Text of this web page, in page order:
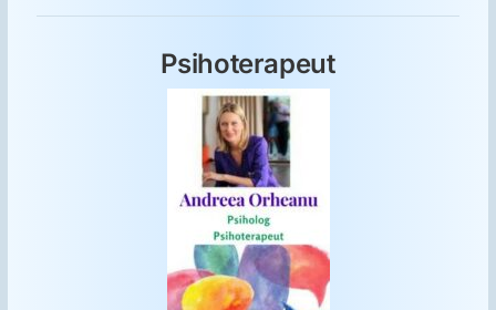
Psihoterapeut